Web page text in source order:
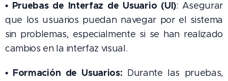
• Pruebas de Interfaz de Usuario (UI): Asegurar
que los usuarios puedan navegar por el sistema
sin problemas, especialmente si se han realizado
cambios en la interfaz visual.
• Formación de Usuarios: Durante las pruebas,